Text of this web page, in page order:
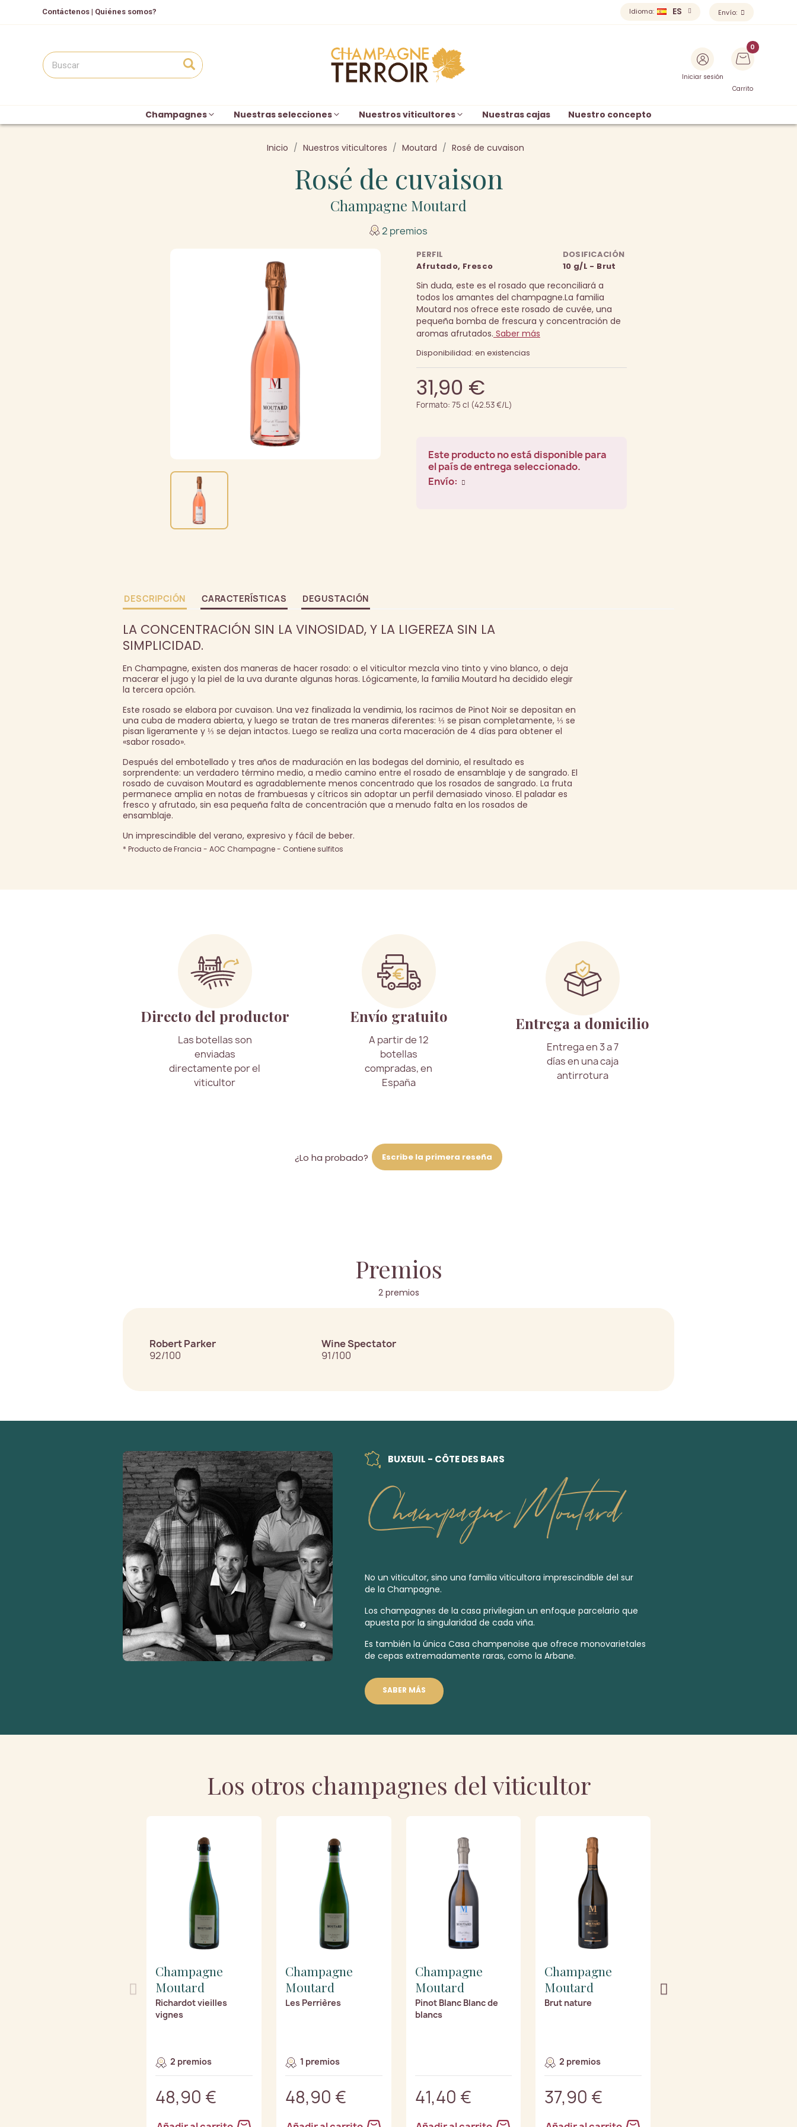
Contáctenos | Quiénes somos? Idioma: ES Envío:
Iniciar sesión
Carrito
Champagnes Nuestras selecciones Nuestros viticultores Nuestras cajas Nuestro concepto
Inicio Nuestros viticultores Moutard Rosé de cuvaison
Rosé de cuvaison
Champagne Moutard
2 premios
PERFIL
Afrutado, Fresco
DOSIFICACIÓN
10 g/L - Brut
Sin duda, este es el rosado que reconciliará a
todos los amantes del champagne.La familia
Moutard nos ofrece este rosado de cuvée, una
pequeña bomba de frescura y concentración de
aromas afrutados. Saber más
Disponibilidad: en existencias
31,90 €
Formato: 75 cl (42.53 €/L)
Este producto no está disponible para
el país de entrega seleccionado.
Envío:
DESCRIPCIÓN CARACTERÍSTICAS DEGUSTACIÓN
LA CONCENTRACIÓN SIN LA VINOSIDAD, Y LA LIGEREZA SIN LA
SIMPLICIDAD.
En Champagne, existen dos maneras de hacer rosado: o el viticultor mezcla vino tinto y vino blanco, o deja
macerar el jugo y la piel de la uva durante algunas horas. Lógicamente, la familia Moutard ha decidido elegir
la tercera opción.
Este rosado se elabora por cuvaison. Una vez finalizada la vendimia, los racimos de Pinot Noir se depositan en
una cuba de madera abierta, y luego se tratan de tres maneras diferentes: ⅓ se pisan completamente, ⅓ se
pisan ligeramente y ⅓ se dejan intactos. Luego se realiza una corta maceración de 4 días para obtener el
«sabor rosado».
Después del embotellado y tres años de maduración en las bodegas del dominio, el resultado es
sorprendente: un verdadero término medio, a medio camino entre el rosado de ensamblaje y de sangrado. El
rosado de cuvaison Moutard es agradablemente menos concentrado que los rosados de sangrado. La fruta
permanece amplia en notas de frambuesas y cítricos sin adoptar un perfil demasiado vinoso. El paladar es
fresco y afrutado, sin esa pequeña falta de concentración que a menudo falta en los rosados de
ensamblaje.
Un imprescindible del verano, expresivo y fácil de beber.
* Producto de Francia - AOC Champagne - Contiene sulfitos
Directo del productor
Las botellas son
enviadas
directamente por el
viticultor
Envío gratuito
A partir de 12
botellas
compradas, en
España
Entrega a domicilio
Entrega en 3 a 7
días en una caja
antirrotura
¿Lo ha probado? Escribe la primera reseña
Premios
2 premios
Robert Parker
92/100
Wine Spectator
91/100
BUXEUIL - CÔTE DES BARS
Champagne Moutard
No un viticultor, sino una familia viticultora imprescindible del sur
de la Champagne.
Los champagnes de la casa privilegian un enfoque parcelario que
apuesta por la singularidad de cada viña.
Es también la única Casa champenoise que ofrece monovarietales
de cepas extremadamente raras, como la Arbane.
SABER MÁS
Los otros champagnes del viticultor
Champagne
Moutard
Richardot vieilles
vignes
2 premios
48,90 €
Champagne
Moutard
Les Perrières
1 premios
48,90 €
Champagne
Moutard
Pinot Blanc Blanc de
blancs
41,40 €
Champagne
Moutard
Brut nature
2 premios
37,90 €